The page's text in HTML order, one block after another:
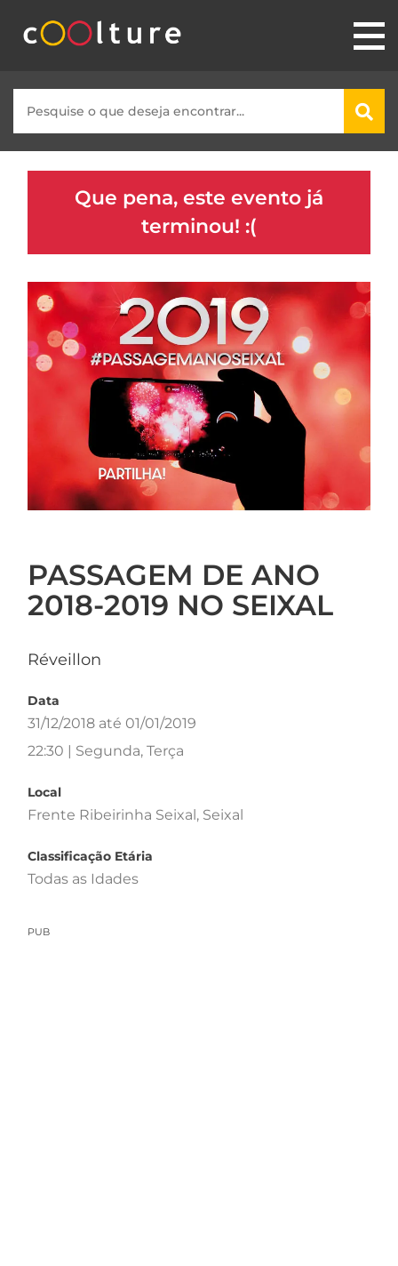
Que pena, este evento já
terminou! :(
PASSAGEM DE ANO
2018-2019 NO SEIXAL
Réveillon
Data
31/12/2018 até 01/01/2019
22:30 | Segunda, Terça
Local
Frente Ribeirinha Seixal, Seixal
Classificação Etária
Todas as Idades
PUB